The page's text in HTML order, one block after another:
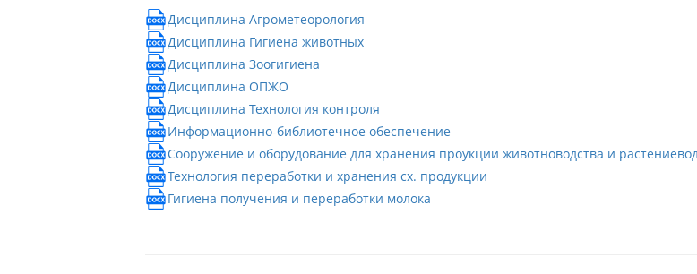
Дисциплина Агрометеорология
Дисциплина Гигиена животных
Дисциплина Зоогигиена
Дисциплина ОПЖО
Дисциплина Технология контроля
Информационно-библиотечное обеспечение
Сооружение и оборудование для хранения проукции животноводства и
Технология переработки и хранения сх. продукции
Гигиена получения и переработки молока